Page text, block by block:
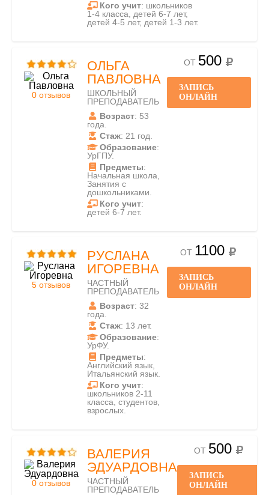
Кого учит: школьников
1-4 класса, детей 6-7 лет,
детей 4-5 лет, детей 1-3 лет.
0 отзывов
ОЛЬГА
ПАВЛОВНА
ШКОЛЬНЫЙ
ПРЕПОДАВАТЕЛЬ
Возраст: 53
года.
Стаж: 21 год.
Образование:
УрГПУ.
Предметы:
Начальная школа,
Занятия с
дошкольниками.
Кого учит:
детей 6-7 лет.
ОТ 500
ЗАПИСЬ
ОНЛАЙН
5 отзывов
РУСЛАНА
ИГОРЕВНА
ЧАСТНЫЙ
ПРЕПОДАВАТЕЛЬ
Возраст: 32
года.
Стаж: 13 лет.
Образование:
УрФУ.
Предметы:
Английский язык,
Итальянский язык.
Кого учит:
школьников 2-11
класса, студентов,
взрослых.
ОТ 1100
ЗАПИСЬ
ОНЛАЙН
0 отзывов
ВАЛЕРИЯ
ЭДУАРДОВНА
ЧАСТНЫЙ
ПРЕПОДАВАТЕЛЬ
ОТ 500
ЗАПИСЬ
ОНЛАЙН